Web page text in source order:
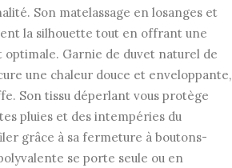
Son matelassage en losanges et
la silhouette tout en offrant une
Garnie de duvet naturel de
une chaleur douce et enveloppante,
Son tissu déperlant vous protège
pluies et des intempéries du
grâce à sa fermeture à boutons-
se porte seule ou en